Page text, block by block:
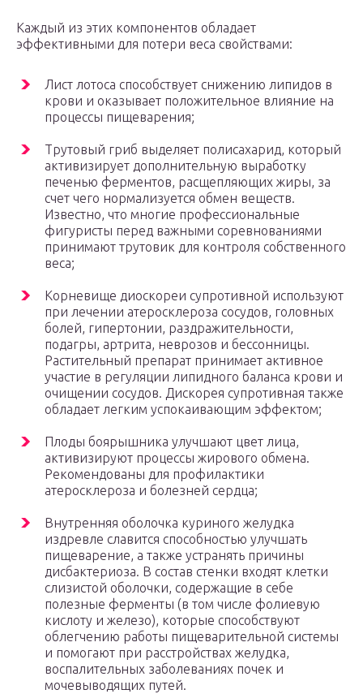
Каждый из этих компонентов обладает
эффективными для потери веса свойствами:
Лист лотоса способствует снижению липидов в
крови и оказывает положительное влияние на
процессы пищеварения;
Трутовый гриб выделяет полисахарид, который
активизирует дополнительную выработку
печенью ферментов, расщепляющих жиры, за
счет чего нормализуется обмен веществ.
Известно, что многие профессиональные
фигуристы перед важными соревнованиями
принимают трутовик для контроля собственного
веса;
Корневище диоскореи супротивной используют
при лечении атеросклероза сосудов, головных
болей, гипертонии, раздражительности,
подагры, артрита, неврозов и бессонницы.
Растительный препарат принимает активное
участие в регуляции липидного баланса крови и
очищении сосудов. Дискорея супротивная также
обладает легким успокаивающим эффектом;
Плоды боярышника улучшают цвет лица,
активизируют процессы жирового обмена.
Рекомендованы для профилактики
атеросклероза и болезней сердца;
Внутренняя оболочка куриного желудка
издревле славится способностью улучшать
пищеварение, а также устранять причины
дисбактериоза. В состав стенки входят клетки
слизистой оболочки, содержащие в себе
полезные ферменты (в том числе фолиевую
кислоту и железо), которые способствуют
облегчению работы пищеварительной системы
и помогают при расстройствах желудка,
воспалительных заболеваниях почек и
мочевыводящих путей.